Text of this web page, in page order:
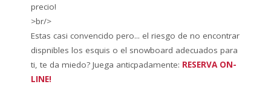
precio!
>br/>
Estas casi convencido pero... el riesgo de no encontrar
dispnibles los esquis o el snowboard adecuados para
ti, te da miedo? Juega anticpadamente: RESERVA ON-
LINE!